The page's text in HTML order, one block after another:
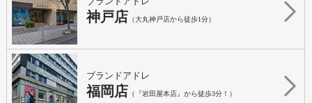
神戸店 （大丸神戸店から徒歩1分）
ブランドアドレ
福岡店 （『岩田屋本店』から徒歩3分！）